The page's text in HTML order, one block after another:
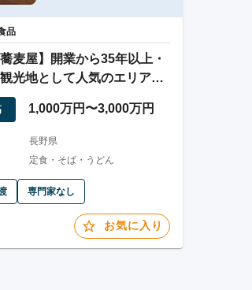
品
蕎麦屋】開業から35年以上・
光地として人気のエリアで
1,000万円〜3,000万円
長野県
定食・そば・うどん
専門家なし
お気に入り